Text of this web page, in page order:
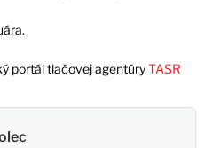
portál tlačovej agentúryTASR